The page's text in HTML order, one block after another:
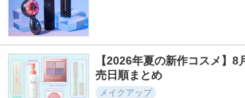
【2026年夏の新作コスメ】
売日順まとめ
メイクアップ